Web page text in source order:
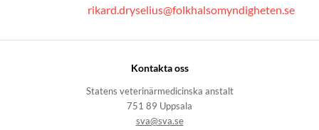
rikard.dryselius@folkhalsomyndigheten.se
Kontakta oss
Statens veterinärmedicinska anstalt
751 89 Uppsala
sva@sva.se